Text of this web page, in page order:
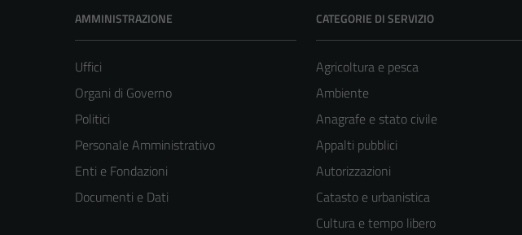
AMMINISTRAZIONE
Uffici
Organi di Governo
Politici
Personale Amministrativo
Enti e Fondazioni
Documenti e Dati
CATEGORIE DI SERVIZIO
Agricoltura e pesca
Ambiente
Anagrafe e stato civile
Appalti pubblici
Autorizzazioni
Catasto e urbanistica
Cultura e tempo libero